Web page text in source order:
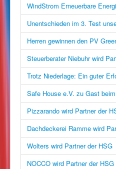
WindStrom Erneuerbare
Unentschieden im 3. Test
Herren gewinnen den PV
Steuerberater Niebuhr wird
Trotz Niederlage: Ein guter
Safe House e.V. zu Gast
Pizzarando wird Partner der
Dachdeckerei Ramme wird
Wolters wird Partner der HSG
NOCCO wird Partner der HSG